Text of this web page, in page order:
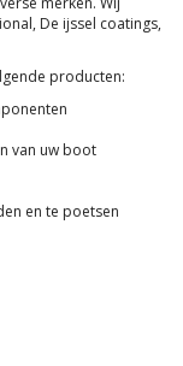
De ijssel coatings,
producten:
van uw boot
en te poetsen